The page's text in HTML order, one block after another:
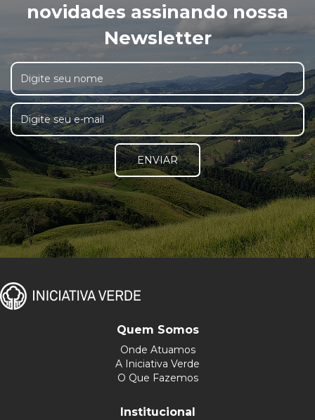
novidades assinando nossa
Newsletter
ENVIAR
Quem Somos
Onde Atuamos
A Iniciativa Verde
O Que Fazemos
Institucional